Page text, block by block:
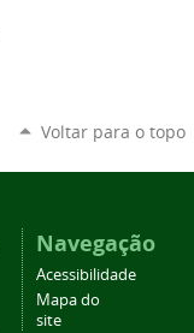
Voltar para o topo
Navegação
Acessibilidade
Mapa do
site